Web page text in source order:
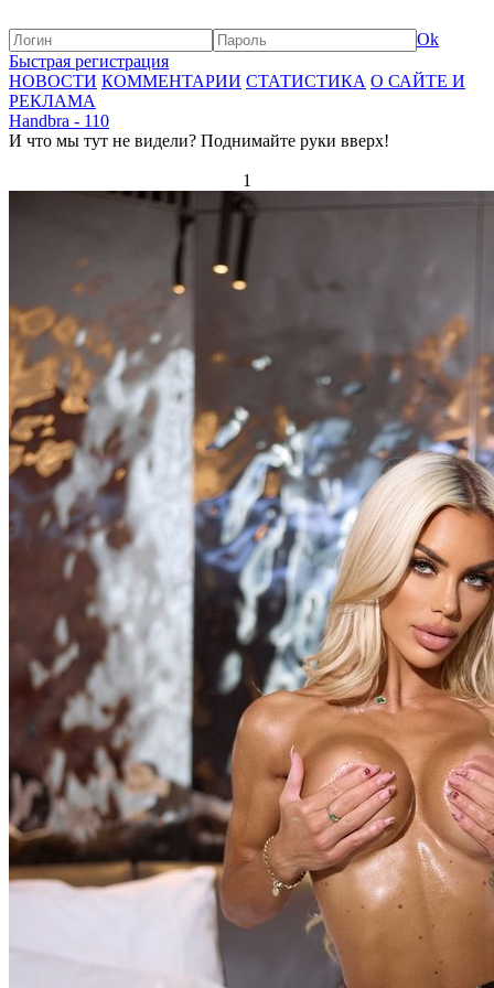
Ok
Быстрая регистрация
НОВОСТИ КОММЕНТАРИИ СТАТИСТИКА О САЙТЕ И
РЕКЛАМА
Handbra - 110
И что мы тут не видели? Поднимайте руки вверх!
1